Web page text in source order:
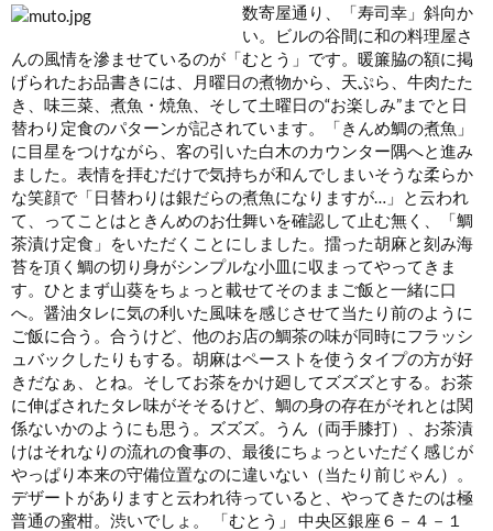
数寄屋通り、「寿司幸」斜向か
い。ビルの谷間に和の料理屋さ
んの風情を滲ませているのが「むとう」 です。暖簾脇の額に掲
げられたお品書きには、月曜日の煮物から、天ぷら、牛肉たた
き、味三菜、煮魚・焼魚、そして土曜日の“お楽しみ”までと日
替わり定食のパターンが記されています。「きんめ鯛の煮魚」
に目星をつけながら、客の引いた白木のカウンター隅へと進み
ました。表情を拝むだけで気持ちが和んでしまいそうな柔らか
な笑顔で「日替わりは銀だらの煮魚になりますが…」と云われ
て、ってことはときんめのお仕舞いを確認して止む無く、「鯛
茶漬け定食」をいただくことにしました。擂った胡麻と刻み海
苔を頂く鯛の切り身がシンプルな小皿に収まってやってきま
す。ひとまず山葵をちょっと載せてそのままご飯と一緒に口
へ。醤油タレに気の利いた風味を感じさせて当たり前のように
ご飯に合う。合うけど、他のお店の鯛茶の味が同時にフラッシ
ュバックしたりもする。胡麻はペーストを使うタイプの方が好
きだなぁ、とね。そしてお茶をかけ廻して ズズズとする。お茶
に伸ばされたタレ味がそそるけど、鯛の身の存在がそれとは関
係ないかのようにも思う。ズズズ。うん（両手膝打）、お茶漬
けはそれなりの流れの食事の、最後にちょっといただく感じが
やっぱり本来の守備位置なのに違いない（当たり前じゃん）。
デザートがありますと云われ待っていると、やってきたのは極
普通の蜜柑。渋いでしょ。 「むとう」 中央区銀座６－４－１